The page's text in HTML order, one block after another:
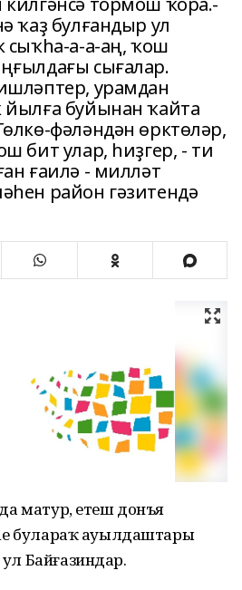
ҡаҙ булғандыр ул
сыҡһа-а-а-аң, ҡош
сығалар.
урамдан
буйынан ҡайта
фәләндән өрктөләр,
бит улар, һиҙгер, - ти
ғаилә - милләт
район гәзитендә
матур, етеш донъя
булараҡ ауылдаштары
Байғазиндар.